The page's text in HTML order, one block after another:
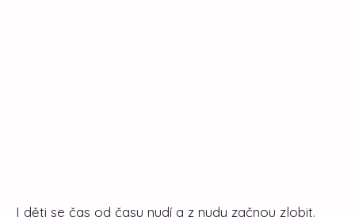
I děti se čas od času nudí a z nudy začnou zlobit.